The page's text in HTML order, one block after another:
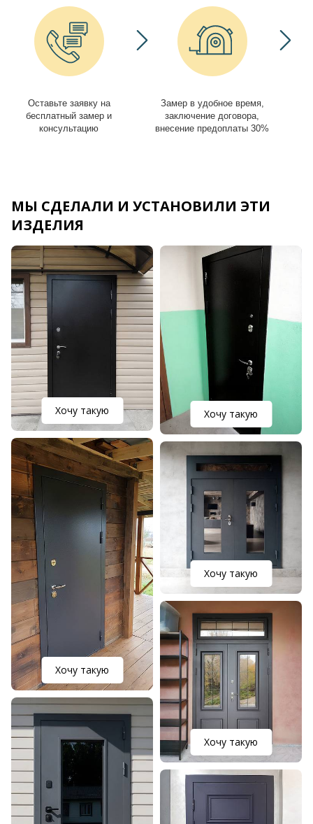
Оставьте заявку на
бесплатный замер и
консультацию
Замер в удобное время,
заключение договора,
внесение предоплаты 30%
МЫ СДЕЛАЛИ И УСТАНОВИЛИ ЭТИ
ИЗДЕЛИЯ
Хочу такую
Хочу такую
Хочу такую
Хочу такую
Хочу такую